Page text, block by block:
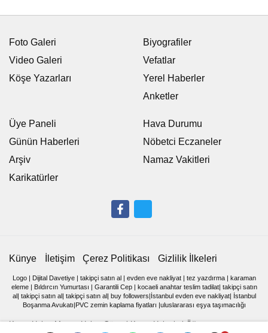
Foto Galeri
Video Galeri
Köşe Yazarları
Biyografiler
Vefatlar
Yerel Haberler
Anketler
Üye Paneli
Günün Haberleri
Arşiv
Karikatürler
Hava Durumu
Nöbetci Eczaneler
Namaz Vakitleri
Künye İletişim Çerez Politikası Gizlilik İlkeleri
Logo| Dijital Davetiye| takipçi satın al| evden eve nakliyat| tez yazdırma| karaman
eleme| Bıldırcın Yumurtası | Garantili Cep| kocaeli anahtar teslim tadilat| takipçi satın
al| takipçi satın al| takipçi satın al| buy followers|İstanbul evden eve nakliyat| İstanbul
Boşanma Avukatı|PVC zemin kaplama fiyatları |uluslararası eşya taşımacılığı
Kamu Haber Memur Haber Güncel Kamu Haberleri Öğretmen,